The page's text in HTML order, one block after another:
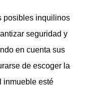
posibles inquilinos
seguridad y
en cuenta sus
de escoger la
inmueble esté